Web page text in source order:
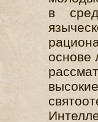
в
основе